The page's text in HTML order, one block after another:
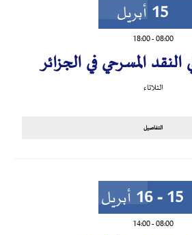
15 أبريل
08:00
-
18:00
النقد المسرحي في الجزائر
الثلاثاء
التفاصيل
15 - 16 أبريل
08:00
-
14:00